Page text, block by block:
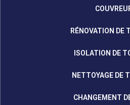
RÉNOVATION DE
ISOLATION DE
NETTOYAGE DE
CHANGEMENT